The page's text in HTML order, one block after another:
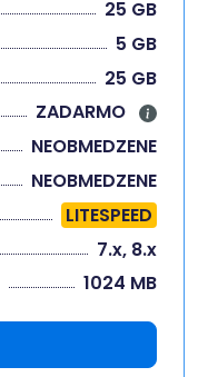
25 GB
5 GB
25 GB
ZADARMO
NEOBMEDZENE
NEOBMEDZENE
LITESPEED
7.x, 8.x
1024 MB